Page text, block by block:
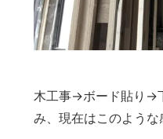
木工事→ボード貼り→
み、現在はこのような